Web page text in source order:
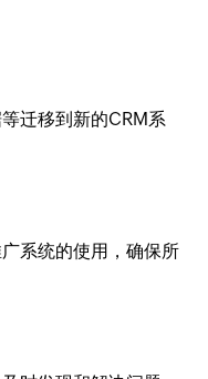
迁移到新的CRM系
系统的使用，确保所